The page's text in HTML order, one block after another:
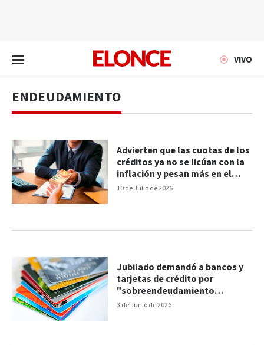
VIVO
ENDEUDAMIENTO
10 de Julio de 2026
Advierten que las cuotas de los
créditos ya no se licúan con la
inflación y pesan más en el
salario
3 de Junio de 2026
Jubilado demandó a bancos y
tarjetas de crédito por
"sobreendeudamiento
inducido"